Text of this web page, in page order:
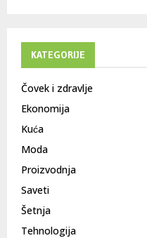
KATEGORIJE
Čovek i zdravlje
Ekonomija
Kuća
Moda
Proizvodnja
Saveti
Šetnja
Tehnologija